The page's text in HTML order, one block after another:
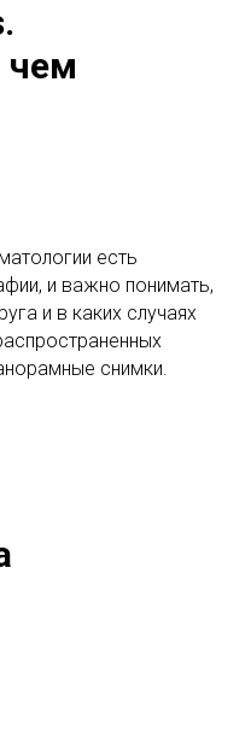
чем
есть
и важно понимать,
и в каких случаях
снимки.